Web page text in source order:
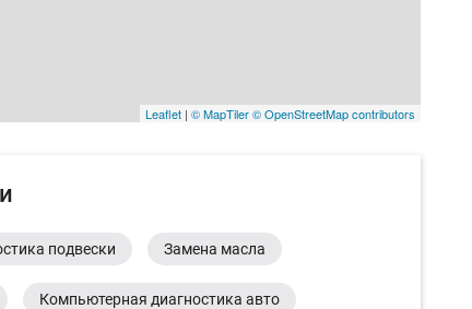
Leaflet | © MapTiler© OpenStreetMap contributors
подвески Замена масла
Компьютерная диагностика авто